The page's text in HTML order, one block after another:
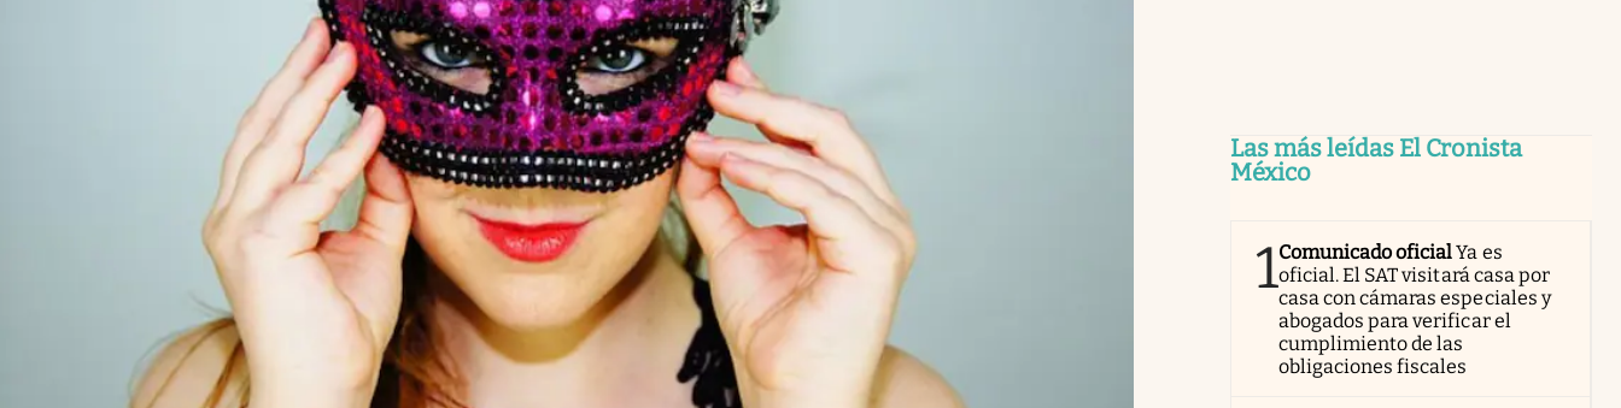
Las más leídas El Cronista
México
1Comunicado oficialYa es
oficial. El SAT visitará casa por
casa con cámaras especiales y
abogados para verificar el
cumplimiento de las
obligaciones fiscales